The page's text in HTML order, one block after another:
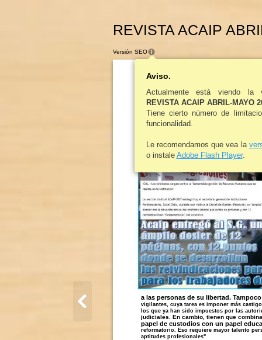
REVISTA ACAIP
[Acaip REVISTA AGRUPACION
a las personas de su libertad.
vigilantes, cuya tarea es imponer más
los que ya han sido impuestos por las
judiciales. En cambio, tienen que
papel de custodios con un papel
reformatorio. Eso requiere mayor talento
aptitudes profesionales"
Versión SEO
Aviso.
Actualmente está viendo la
REVISTA ACAIP ABRIL-MAYO
Tiene cierto número de
funcionalidad.
Le recomendamos que vea la
o instale Adobe Flash Player.